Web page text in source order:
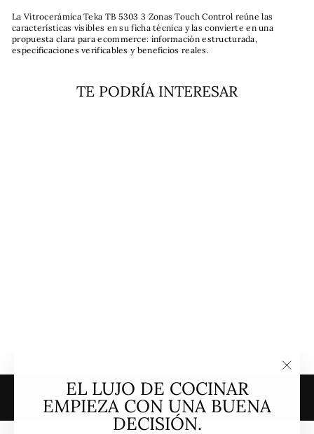
EL LUJO DE COCINAR
EMPIEZA CON UNA BUENA
DECISIÓN.
La Vitrocerámica Teka TB 5303 3 Zonas Touch Control reúne las
características visibles en su ficha técnica y las convierte en una
propuesta clara para ecommerce: información estructurada,
especificaciones verificables y beneficios reales.
TE PODRÍA INTERESAR
VOLVER A PRODUCTOS TEKA CHILE